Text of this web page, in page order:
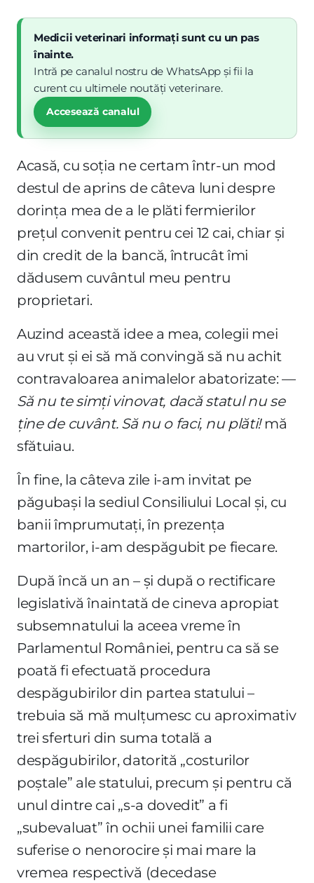
Medicii veterinari informați sunt cu un pas
înainte.
Intră pe canalul nostru de WhatsApp și fii la
curent cu ultimele noutăți veterinare.
Accesează canalul
Acasă, cu soția ne certam într-un mod
destul de aprins de câteva luni despre
dorința mea de a le plăti fermierilor
prețul convenit pentru cei 12 cai, chiar și
din credit de la bancă, întrucât îmi
dădusem cuvântul meu pentru
proprietari.
Auzind această idee a mea, colegii mei
au vrut și ei să mă convingă să nu achit
contravaloarea animalelor abatorizate: —
Să nu te simți vinovat, dacă statul nu se
ține de cuvânt. Să nu o faci, nu plăti! mă
sfătuiau.
În fine, la câteva zile i-am invitat pe
păgubași la sediul Consiliului Local și, cu
banii împrumutați, în prezența
martorilor, i-am despăgubit pe fiecare.
După încă un an – și după o rectificare
legislativă înaintată de cineva apropiat
subsemnatului la aceea vreme în
Parlamentul României, pentru ca să se
poată fi efectuată procedura
despăgubirilor din partea statului –
trebuia să mă mulțumesc cu aproximativ
trei sferturi din suma totală a
despăgubirilor, datorită „costurilor
poștale” ale statului, precum și pentru că
unul dintre cai „s-a dovedit” a fi
„subevaluat” în ochii unei familii care
suferise o nenorocire și mai mare la
vremea respectivă (decedase